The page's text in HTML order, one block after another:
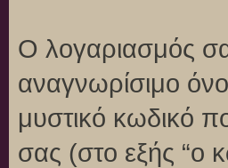
Ο λογαριασμός
αναγνωρίσιμο
μυστικό κωδικό
σας (στο εξής “ο